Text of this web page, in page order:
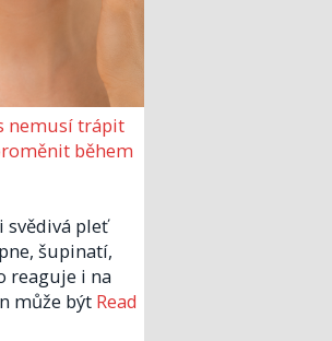
nemusí trápit
během
svědivá pleť
šupinatí,
reaguje i na
může být Read